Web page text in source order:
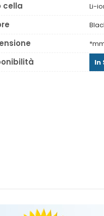
cella Li-
In